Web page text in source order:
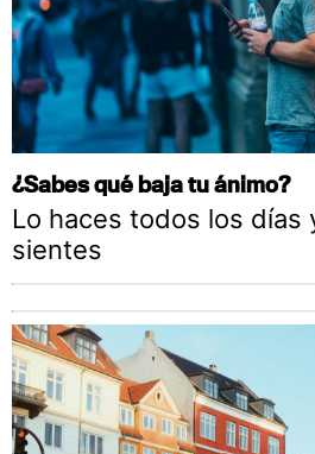
¿Sabes qué baja tu ánimo?
Lo haces todos los días
sientes